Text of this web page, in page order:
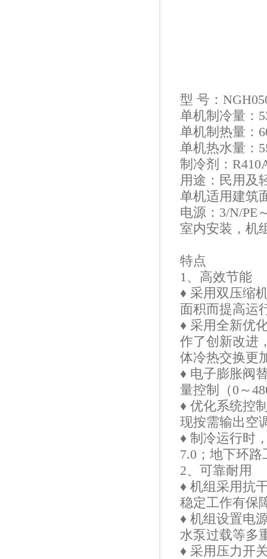
型 号：
单机制冷量：
单机制热量：
单机热水量：
制冷剂：
用途：民用及
单机适用建筑
电源：3/N/PE
室内安装，机
特点
1、高效节能
♦ 采用双压缩
面积而提高运
♦ 采用全新优
作了创新改进
体冷热交换更
♦ 电子膨胀阀
量控制（0～
♦ 优化系统控
现按需输出空
♦ 制冷运行时
7.0；地下环路
2、可靠耐用
♦ 机组采用抗
稳定工作有保
♦ 机组设置电
水泵过载等多
♦ 采用压力开